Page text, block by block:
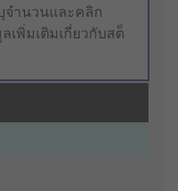
จำนวนและคลิก
เพิ่มเติมเกี่ยวกับสต็